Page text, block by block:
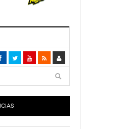
Con Una Contraloría Ciudadana’